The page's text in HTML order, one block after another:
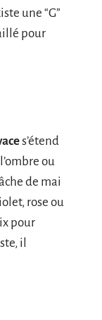
une “G”
pour
s’étend
ou
de mai
rose ou
pour
il